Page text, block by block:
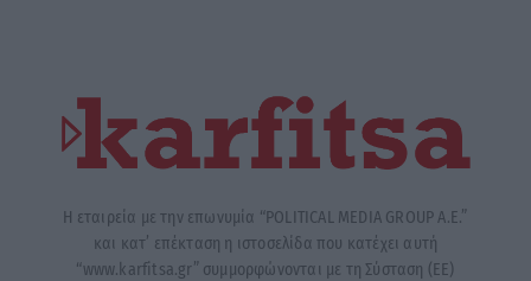
Η εταιρεία με την επωνυμία “POLITICAL MEDIA GROUP A.E.”
και κατ’ επέκταση η ιστοσελίδα που κατέχει αυτή
“www.karfitsa.gr” συμμορφώνονται με τη Σύσταση (ΕΕ)